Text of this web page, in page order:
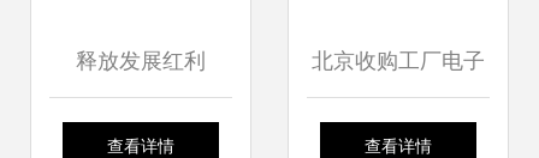
释放发展红利
2024北京城市副中
查看详情
北京收购工厂电子
呆料与信息技术咨
查看详情